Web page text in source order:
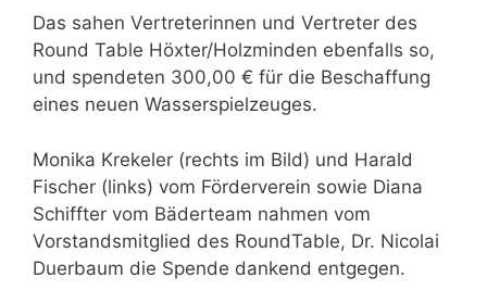
Das sahen Vertreterinnen und Vertreter des
Round Table Höxter/Holzminden ebenfalls so,
und spendeten 300,00 € für die Beschaffung
eines neuen Wasserspielzeuges.
Monika Krekeler (rechts im Bild) und Harald
Fischer (links) vom Förderverein sowie Diana
Schiffter vom Bäderteam nahmen vom
Vorstandsmitglied des RoundTable, Dr. Nicolai
Duerbaum die Spende dankend entgegen.